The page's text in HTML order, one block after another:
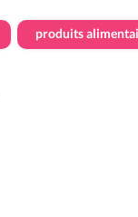
produits